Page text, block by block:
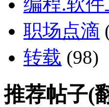
编程.软件
职场点滴
转载 (98)
推荐帖子(